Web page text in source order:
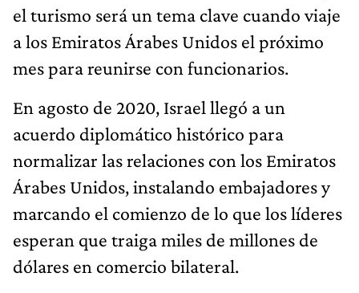
el turismo será un tema clave cuando viaje
a los Emiratos Árabes Unidos el próximo
mes para reunirse con funcionarios.
En agosto de 2020, Israel llegó a un
acuerdo diplomático histórico para
normalizar las relaciones con los Emiratos
Árabes Unidos, instalando embajadores y
marcando el comienzo de lo que los líderes
esperan que traiga miles de millones de
dólares en comercio bilateral.